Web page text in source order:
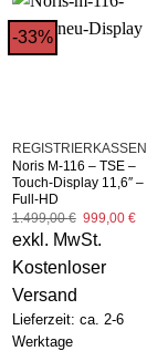
€.
-33%
REGISTRIERKASSEN
Noris M-116 – TSE –
Touch-Display 11,6″ –
Full-HD
1.499,00€
Preis
war:
999,00€
exkl. MwSt.
Kostenloser
Versand
Lieferzeit: ca. 2-6
Werktage